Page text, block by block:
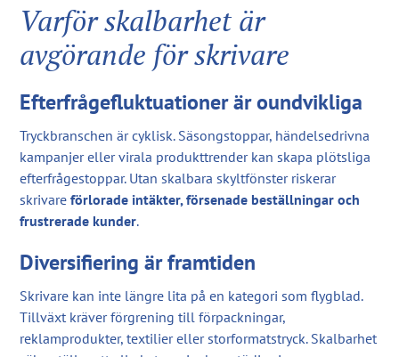
Varför skalbarhet är
avgörande för skrivare
Efterfrågefluktuationer är oundvikliga
Tryckbranschen är cyklisk. Säsongstoppar, händelsedrivna
kampanjer eller virala produkttrender kan skapa plötsliga
efterfrågestoppar. Utan skalbara skyltfönster riskerar
skrivareförlorade intäkter, försenade beställningar och
frustrerade kunder.
Diversifiering är framtiden
Skrivare kan inte längre lita på en kategori som flygblad.
Tillväxt kräver förgrening till förpackningar,
reklamprodukter, textilier eller storformatstryck. Skalbarhet